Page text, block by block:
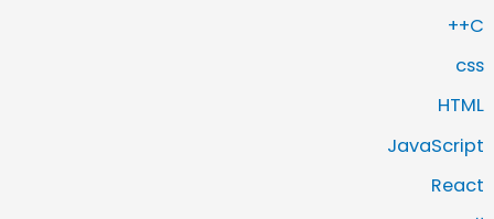
C++
css
HTML
JavaScript
React